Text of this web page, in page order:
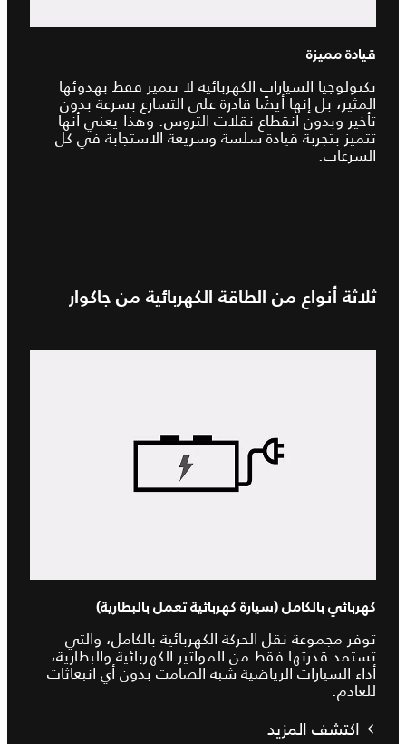
قيادة مميزة
تكنولوجيا السيارات الكهربائية لا تتميز فقط بهدوئها
المثير، بل إنها أيضًا قادرة على التسارع بسرعة بدون
تأخير وبدون انقطاع نقلات التروس. وهذا يعني أنها
تتميز بتجربة قيادة سلسة وسريعة الاستجابة في كل
السرعات.
ثلاثة أنواع من الطاقة الكهربائية من جاكوار
كهربائي بالكامل (سيارة كهربائية تعمل بالبطارية)
توفر مجموعة نقل الحركة الكهربائية بالكامل، والتي
تستمد قدرتها فقط من المواتير الكهربائية والبطارية،
أداء السيارات الرياضية شبه الصامت بدون أي انبعاثات
للعادم.
اكتشف المزيد